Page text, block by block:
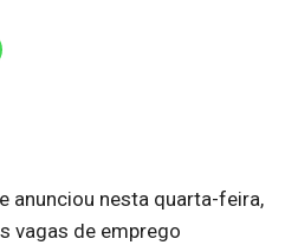
anunciou nesta quarta-feira,
vagas de emprego